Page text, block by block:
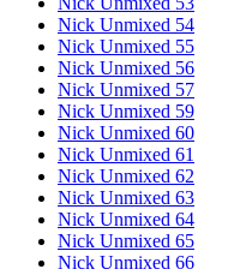
Nick Unmixed 54
Nick Unmixed 55
Nick Unmixed 56
Nick Unmixed 57
Nick Unmixed 59
Nick Unmixed 60
Nick Unmixed 61
Nick Unmixed 62
Nick Unmixed 63
Nick Unmixed 64
Nick Unmixed 65
Nick Unmixed 66